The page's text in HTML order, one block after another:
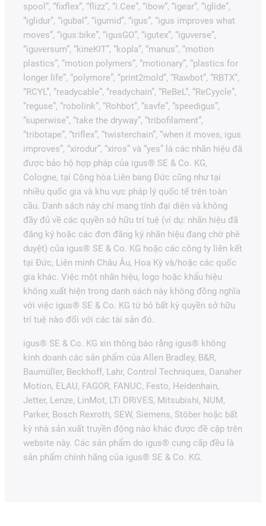
spool”, “fixflex”, “flizz”, “i.Cee”, “ibow”, “igear”, “iglide”,
“iglidur”, “igubal”, “igumid”, “igus”, “igus improves what
moves”, “igus:bike”, “igusGO”, “igutex”, “iguverse”,
“iguversum”, “kineKIT”, “kopla”, “manus”, “motion
plastics”, “motion polymers”, “motionary”, “plastics for
longer life”, “polymore”, “print2mold”, “Rawbot”, “RBTX”,
“RCYL”, “readycable”, “readychain”, “ReBeL”, “ReCyycle”,
“reguse”, “robolink”, “Rohbot”, “savfe”, “speedigus”,
“superwise”, “take the dryway”, “tribofilament”,
“tribotape”, “triflex”, “twisterchain”, “when it moves, igus
improves”, “xirodur”, “xiros” và “yes” là các nhãn hiệu đã
được bảo hộ hợp pháp của igus® SE & Co. KG,
Cologne, tại Cộng hòa Liên bang Đức cũng như tại
nhiều quốc gia và khu vực pháp lý quốc tế trên toàn
cầu. Danh sách này chỉ mang tính đại diện và không
đầy đủ về các quyền sở hữu trí tuệ (ví dụ: nhãn hiệu đã
đăng ký hoặc các đơn đăng ký nhãn hiệu đang chờ phê
duyệt) của igus® SE & Co. KG hoặc các công ty liên kết
tại Đức, Liên minh Châu Âu, Hoa Kỳ và/hoặc các quốc
gia khác. Việc một nhãn hiệu, logo hoặc khẩu hiệu
không xuất hiện trong danh sách này không đồng nghĩa
với việc igus® SE & Co. KG từ bỏ bất kỳ quyền sở hữu
trí tuệ nào đối với các tài sản đó.
igus® SE & Co. KG xin thông báo rằng igus® không
kinh doanh các sản phẩm của Allen Bradley, B&R,
Baumüller, Beckhoff, Lahr, Control Techniques, Danaher
Motion, ELAU, FAGOR, FANUC, Festo, Heidenhain,
Jetter, Lenze, LinMot, LTi DRiVES, Mitsubishi, NUM,
Parker, Bosch Rexroth, SEW, Siemens, Stöber hoặc bất
kỳ nhà sản xuất truyền động nào khác được đề cập trên
website này. Các sản phẩm do igus® cung cấp đều là
sản phẩm chính hãng của igus® SE & Co. KG.